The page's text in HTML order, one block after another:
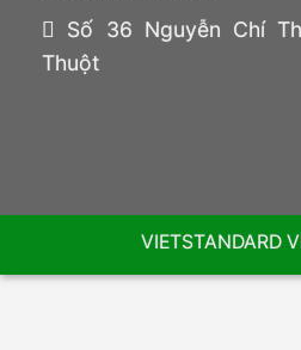
Số 36 Nguyễn Chí
Thuột
VIETSTANDARD